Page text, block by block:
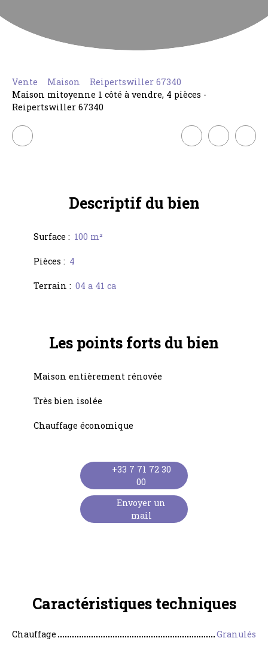
Vente Maison
Reipertswiller 67340
Maison mitoyenne 1 côté à vendre, 4 pièces -
Reipertswiller 67340
Descriptifdu bien
Surface : 100 m²
Pièces : 4
Terrain : 04 a 41 ca
Les points forts du bien
Maison entièrement rénovée
Très bien isolée
Chauffage économique
+33 7 71 72 30
00
Envoyer un
mail
Caractéristiquestechniques
Chauffage
Granulés